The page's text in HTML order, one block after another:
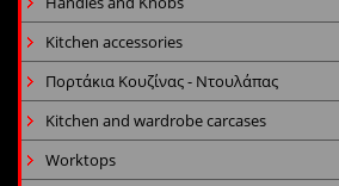
Kitchen accessories
Πορτάκια Κουζίνας - Ντουλάπας
Kitchen and wardrobe carcases
Worktops